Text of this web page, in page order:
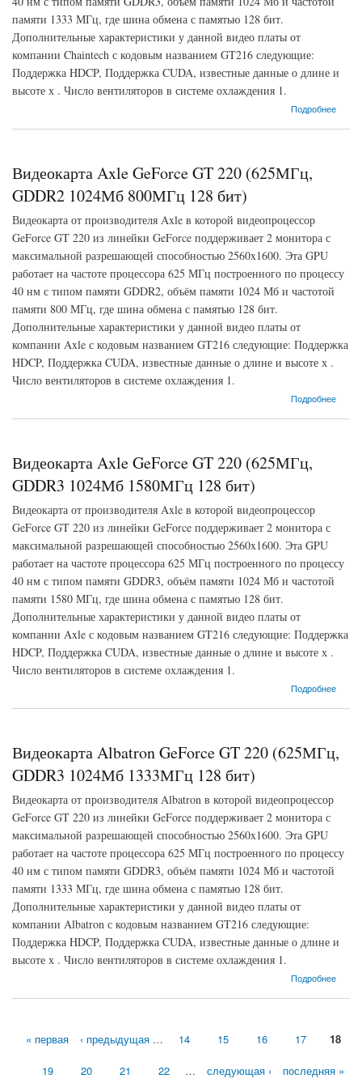
памяти 1333 МГц, где шина обмена с памятью 128 бит.
Дополнительные характеристики у данной видео платы от
компании Chaintech с кодовым названием GT216 следующие:
Поддержка HDCP, Поддержка CUDA, известные данные о длине и
высоте х . Число вентиляторов в системе охлаждения 1.
Подробнее
о Видеокарта Chaintech GeForce GT 220 (625МГц, GDDR3 1024Мб 1333МГц 128 бит)
Видеокарта Axle GeForce GT 220 (625МГц,
GDDR2 1024Мб 800МГц 128 бит)
Видеокарта от производителя Axle в которой видеопроцессор
GeForce GT 220 из линейки GeForce поддерживает 2 монитора с
максимальной разрешающей способностью 2560x1600. Эта GPU
работает на частоте процессора 625 МГц построенного по процессу
40 нм с типом памяти GDDR2, объём памяти 1024 Мб и частотой
памяти 800 МГц, где шина обмена с памятью 128 бит.
Дополнительные характеристики у данной видео платы от
компании Axle с кодовым названием GT216 следующие: Поддержка
HDCP, Поддержка CUDA, известные данные о длине и высоте х .
Число вентиляторов в системе охлаждения 1.
Подробнее
о Видеокарта Axle GeForce GT 220 (625МГц, GDDR2 1024Мб 800МГц 128 бит)
Видеокарта Axle GeForce GT 220 (625МГц,
GDDR3 1024Мб 1580МГц 128 бит)
Видеокарта от производителя Axle в которой видеопроцессор
GeForce GT 220 из линейки GeForce поддерживает 2 монитора с
максимальной разрешающей способностью 2560x1600. Эта GPU
работает на частоте процессора 625 МГц построенного по процессу
40 нм с типом памяти GDDR3, объём памяти 1024 Мб и частотой
памяти 1580 МГц, где шина обмена с памятью 128 бит.
Дополнительные характеристики у данной видео платы от
компании Axle с кодовым названием GT216 следующие: Поддержка
HDCP, Поддержка CUDA, известные данные о длине и высоте х .
Число вентиляторов в системе охлаждения 1.
Подробнее
о Видеокарта Axle GeForce GT 220 (625МГц, GDDR3 1024Мб 1580МГц 128 бит)
Видеокарта Albatron GeForce GT 220 (625МГц,
GDDR3 1024Мб 1333МГц 128 бит)
Видеокарта от производителя Albatron в которой видеопроцессор
GeForce GT 220 из линейки GeForce поддерживает 2 монитора с
максимальной разрешающей способностью 2560x1600. Эта GPU
работает на частоте процессора 625 МГц построенного по процессу
40 нм с типом памяти GDDR3, объём памяти 1024 Мб и частотой
памяти 1333 МГц, где шина обмена с памятью 128 бит.
Дополнительные характеристики у данной видео платы от
компании Albatron с кодовым названием GT216 следующие:
Поддержка HDCP, Поддержка CUDA, известные данные о длине и
высоте х . Число вентиляторов в системе охлаждения 1.
Подробнее
о Видеокарта Albatron GeForce GT 220 (625МГц, GDDR3 1024Мб 1333МГц 128 бит)
Страницы
« первая ‹ предыдущая … 14 15 16 17 18
19 20 21 22 … следующая › последняя »